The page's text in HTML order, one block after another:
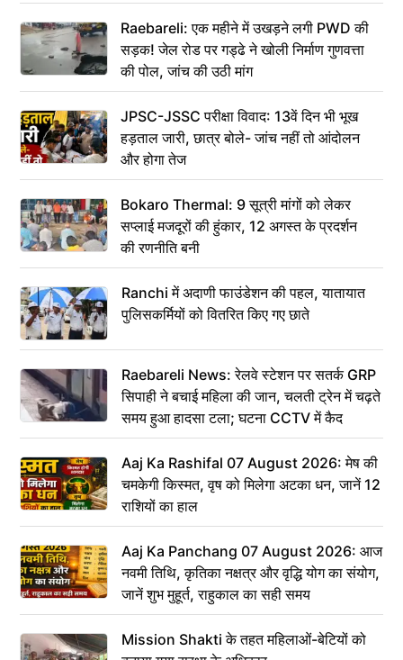
Raebareli: एक महीने में उखड़ने लगी PWD की
सड़क! जेल रोड पर गड्ढे ने खोली निर्माण गुणवत्ता
की पोल, जांच की उठी मांग
JPSC-JSSC परीक्षा विवाद: 13वें दिन भी भूख
हड़ताल जारी, छात्र बोले- जांच नहीं तो आंदोलन
और होगा तेज
Bokaro Thermal: 9 सूत्री मांगों को लेकर
सप्लाई मजदूरों की हुंकार, 12 अगस्त के प्रदर्शन
की रणनीति बनी
Ranchi में अदाणी फाउंडेशन की पहल, यातायात
पुलिसकर्मियों को वितरित किए गए छाते
Raebareli News: रेलवे स्टेशन पर सतर्क GRP
सिपाही ने बचाई महिला की जान, चलती ट्रेन में चढ़ते
समय हुआ हादसा टला; घटना CCTV में कैद
Aaj Ka Rashifal 07 August 2026: मेष की
चमकेगी किस्मत, वृष को मिलेगा अटका धन, जानें 12
राशियों का हाल
Aaj Ka Panchang 07 August 2026: आज
नवमी तिथि, कृतिका नक्षत्र और वृद्धि योग का संयोग,
जानें शुभ मुहूर्त, राहुकाल का सही समय
Mission Shakti के तहत महिलाओं-बेटियों को